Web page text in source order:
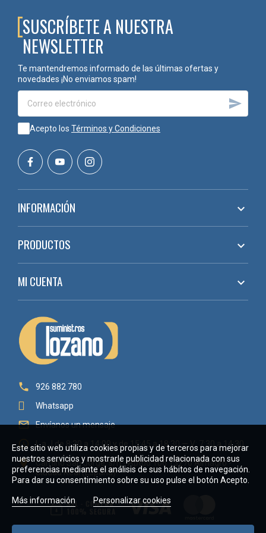
VA700316 Blanco
Mate
30%
Brillo
60%
VA700317.20 Blanco
Brillo
60%
Kg
20 UND
SUSCRÍBETE A NUESTRA
NEWSLETTER
Te mantendremos informado de las últimas ofertas y
novedades ¡No enviamos spam!

Acepto los Términos y Condiciones
INFORMACIÓN 
PRODUCTOS 
MI CUENTA 

926 882 780
Whatsapp
 Envíanos un mensaje
 L a J de 8:30 a 14:00 y de 15:45 a 18:30 — V: 7:30 a 14:30

Camino San Jorge, s/n - Aptdo 106 13270 Almagro -
Ciudad Real (España)
Este sitio web utiliza cookies propias y de terceros para mejorar
nuestros servicios y mostrarle publicidad relacionada con sus
preferencias mediante el análisis de sus hábitos de navegación.
Para dar su consentimiento sobre su uso pulse el botón Acepto.
Más información Personalizar cookies